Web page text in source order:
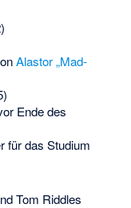
Alastor „Mad-
Ende des
für das Studium
Tom Riddles